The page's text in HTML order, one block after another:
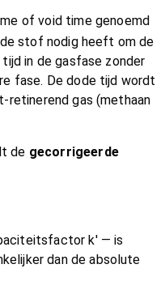
of void time genoemd
stof nodig heeft om de
in de gasfase zonder
fase. De dode tijd wordt
retinerend gas (methaan
de gecorrigeerde
k' — is
dan de absolute